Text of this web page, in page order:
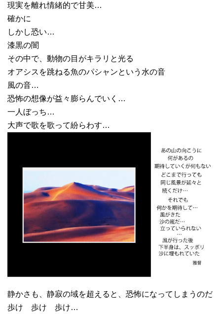
現実を離れ情緒的で甘美…
確かに
しかし恐い…
漆黒の闇
その中で、動物の目がキラリと光る
オアシスを跳ねる魚のパシャンという水の音
風の音…
恐怖の想像が益々膨らんでいく…
一人ぼっち…
大声で歌を歌って紛らわす…
静かさも、静寂の域を超えると、恐怖になってしまうのだ
歩け 歩け 歩け…